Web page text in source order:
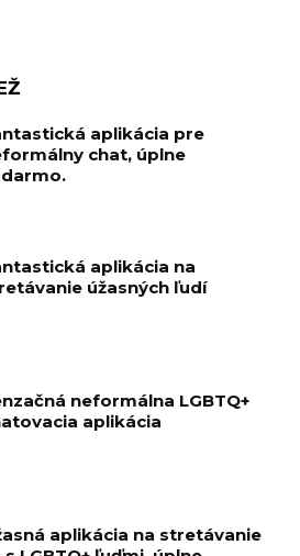
aplikácia pre
chat, úplne
aplikácia na
úžasných ľudí
neformálna LGBTQ+
aplikácia
aplikácia na stretávanie